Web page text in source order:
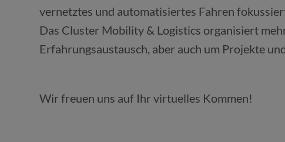
vernetztes und automatisiertes Fahren
Das Cluster Mobility & Logistics organisiert
Erfahrungsaustausch, aber auch um Projekte
Wir freuen uns auf Ihr virtuelles Kommen!